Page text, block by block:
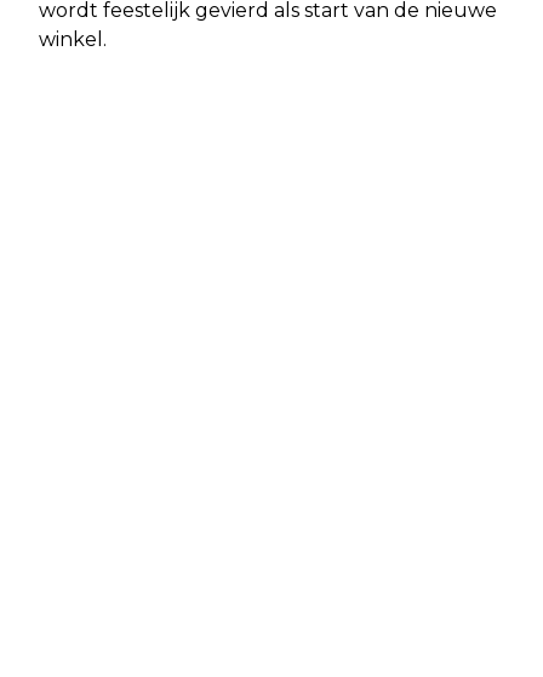
wordt feestelijk gevierd als start van de nieuwe
winkel.